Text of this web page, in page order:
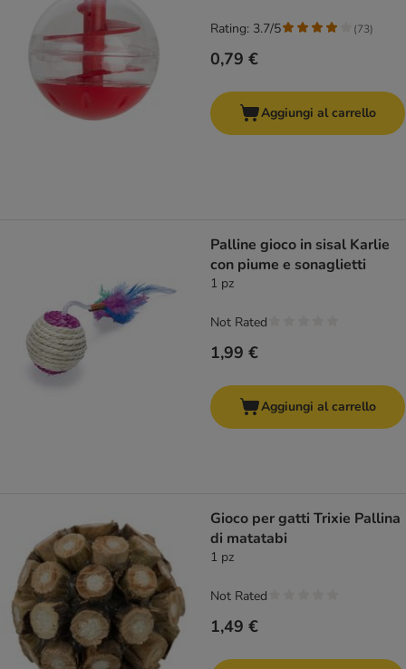
0,79 €
Rating: 3.7/5 (73)
Aggiungi al carrello
Palline gioco in sisal Karlie
con piume e sonaglietti
1 pz
1,99 €
Not Rated
Aggiungi al carrello
Gioco per gatti Trixie Pallina
di matatabi
1 pz
1,49 €
Not Rated